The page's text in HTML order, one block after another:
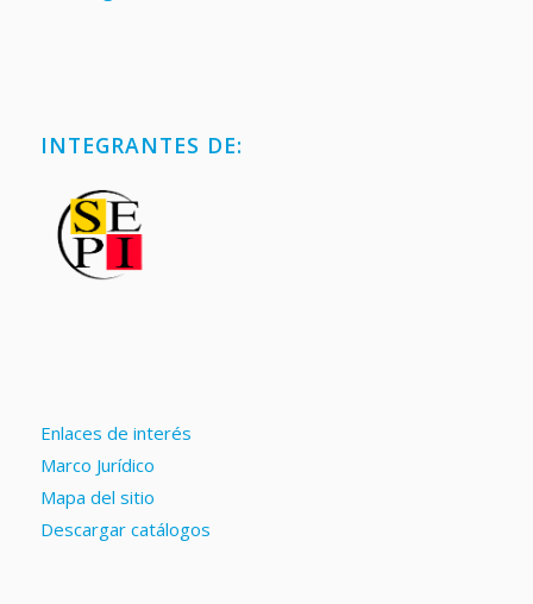
INTEGRANTES DE:
Enlaces de interés
Marco Jurídico
Mapa del sitio
Descargar catálogos